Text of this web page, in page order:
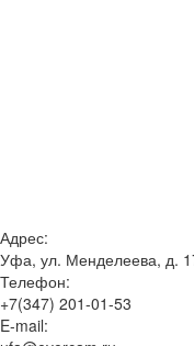
Адрес:
Уфа, ул. Менделеева, д.
Телефон:
+7(347) 201-01-53
E-mail: